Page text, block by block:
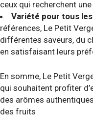
ceux qui recherchent
Variété pour tous
références, Le Petit
différentes saveurs, du
en satisfaisant leurs
En somme, Le Petit
qui souhaitent profiter
des arômes
des fruits